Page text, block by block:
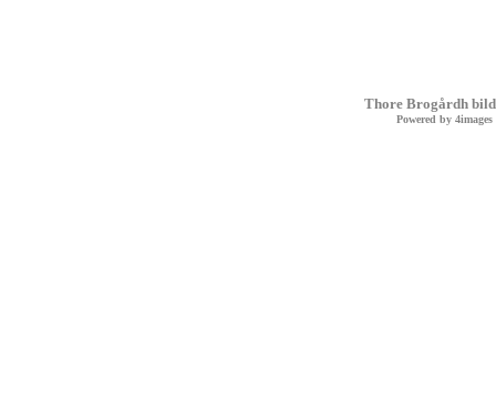
Thore Brogårdh
Powered by 4images